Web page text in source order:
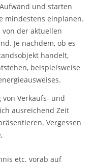
und starten
mindestens einplanen.
der aktuellen
Je nachdem, ob es
handelt,
beispielsweise
Verkaufs- und
ausreichend Zeit
Vergessen
etc. vorab auf